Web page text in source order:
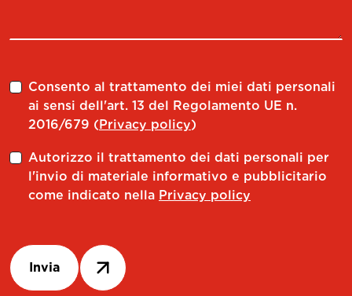
Consento al trattamento dei miei dati personali
ai sensi dell'art. 13 del Regolamento UE n.
2016/679 (Privacy policy)
Autorizzo il trattamento dei dati personali per
l'invio di materiale informativo e pubblicitario
come indicato nella Privacy policy
Invia